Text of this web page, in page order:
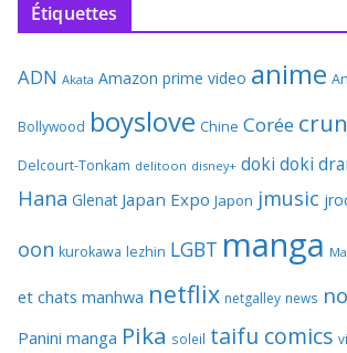
Étiquettes
ADN Akata Amazon prime video anime
Bollywood boyslove Chine Corée
Delcourt-Tonkam delitoon disney+ doki doki
Hana Glenat Japan Expo Japon jmusic
oon kurokawa lezhin LGBT manga
et chats manhwa netflix netgalley news
Panini manga Pika soleil taifu comics